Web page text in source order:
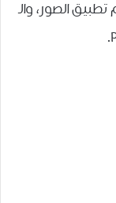
الصور، والـ